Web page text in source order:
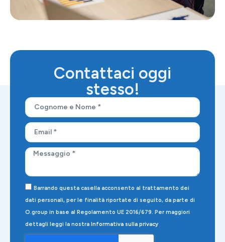
Contattaci oggi
stesso!
Barrando questa casella acconsento al trattamento dei
dati personali, per le finalità riportate di seguito, da parte di
O.group in base al Regolamento UE 2016/679. Per maggiori
dettagli leggi la nostra Informativa sulla privacy